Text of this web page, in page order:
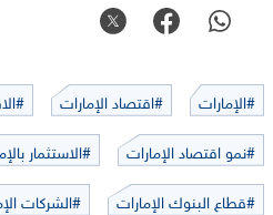
#الإمارات #اقتصاد الإمارات
#نمو اقتصاد الإمارات
#الاستثمار
#قطاع البنوك الإمارات
#الشركات